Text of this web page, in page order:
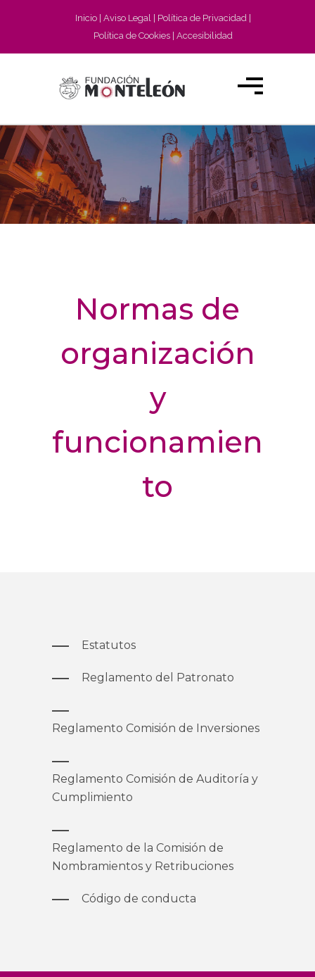
Inicio Aviso Legal
Política de Privacidad
Política de Cookies
Accesibilidad
Normas de
organización
y
funcionamien
to
Estatutos
Reglamento del Patronato
Reglamento Comisión de Inversiones
Reglamento Comisión de Auditoría y
Cumplimiento
Reglamento de la Comisión de
Nombramientos y Retribuciones
Código de conducta